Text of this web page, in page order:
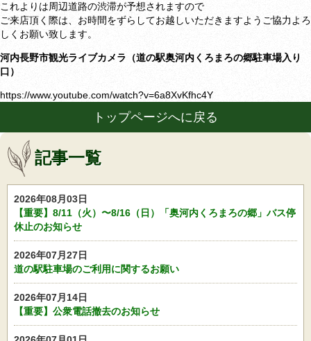
これよりは周辺道路の渋滞が予想されますので
ご来店頂く際は、お時間をずらしてお越しいただきますようご協力よろ
しくお願い致します。
河内長野市観光ライブカメラ（道の駅奥河内くろまろの郷駐車場入り
口）
https://www.youtube.com/watch?v=6a8XvKfhc4Y
トップページへに戻る
記事一覧
2026年08月03日
【重要】8/11（火）〜8/16（日）「奥河内くろまろの郷」バス停
休止のお知らせ
2026年07月27日
道の駅駐車場のご利用に関するお願い
2026年07月14日
【重要】公衆電話撤去のお知らせ